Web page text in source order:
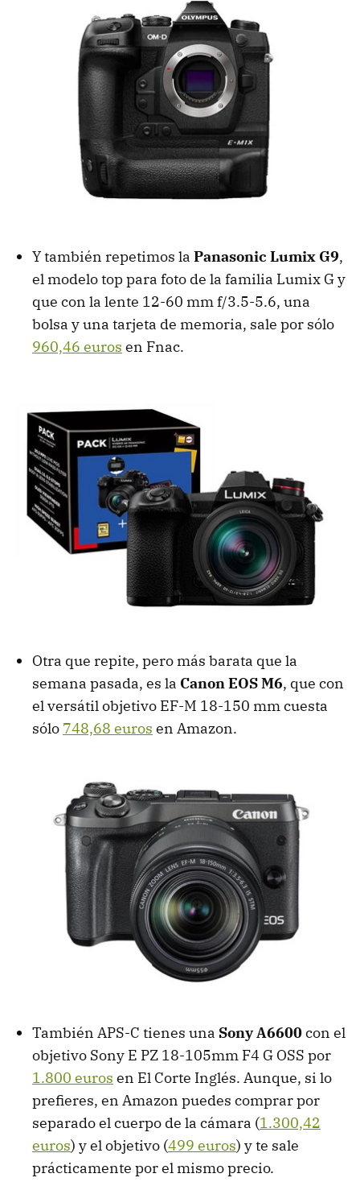
Y también repetimos la Panasonic Lumix G9,
el modelo top para foto de la familia Lumix G y
que con la lente 12-60 mm f/3.5-5.6, una
bolsa y una tarjeta de memoria, sale por sólo
960,46 euros en Fnac.
Otra que repite, pero más barata que la
semana pasada, es la Canon EOS M6, que con
el versátil objetivo EF-M 18-150 mm cuesta
sólo 748,68 euros en Amazon.
También APS-C tienes una Sony A6600con el
objetivo Sony E PZ 18-105mm F4 G OSS por
1.800 euros en El Corte Inglés. Aunque, si lo
prefieres, en Amazon puedes comprar por
separado el cuerpo de la cámara (1.300,42
euros) y el objetivo (499 euros) y te sale
prácticamente por el mismo precio.